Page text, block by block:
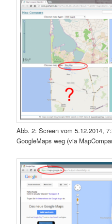
Abb. 2: Screen vom 5.12.2014,
GoogleMaps weg (via